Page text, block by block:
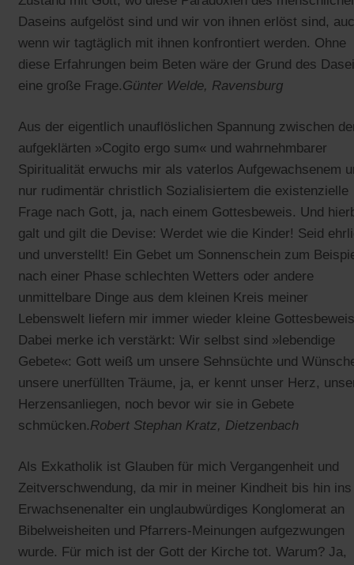
Daseins aufgelöst sind und wir von ihnen erlöst sind,
wenn wir tagtäglich mit ihnen konfrontiert werden. Ohne
diese Erfahrungen beim Beten wäre der Grund des
eine große Frage.Günter Welde, Ravensburg
Aus der eigentlich unauflöslichen Spannung zwischen
aufgeklärten »Cogito ergo sum« und wahrnehmbarer
Spiritualität erwuchs mir als vaterlos Aufgewachsenem
nur rudimentär christlich Sozialisiertem die existenzielle
Frage nach Gott, ja, nach einem Gottesbeweis. Und
galt und gilt die Devise: Werdet wie die Kinder! Seid
und unverstellt! Ein Gebet um Sonnenschein zum
nach einer Phase schlechten Wetters oder andere
unmittelbare Dinge aus dem kleinen Kreis meiner
Lebenswelt liefern mir immer wieder kleine
Dabei merke ich verstärkt: Wir selbst sind »lebendige
Gebete«: Gott weiß um unsere Sehnsüchte und
unsere unerfüllten Träume, ja, er kennt unser Herz,
Herzensanliegen, noch bevor wir sie in Gebete
schmücken.Robert Stephan Kratz, Dietzenbach
Als Exkatholik ist Glauben für mich Vergangenheit und
Zeitverschwendung, da mir in meiner Kindheit bis hin ins
Erwachsenenalter ein unglaubwürdiges Konglomerat an
Bibelweisheiten und Pfarrers-Meinungen aufgezwungen
wurde. Für mich ist der Gott der Kirche tot. Warum? Ja,